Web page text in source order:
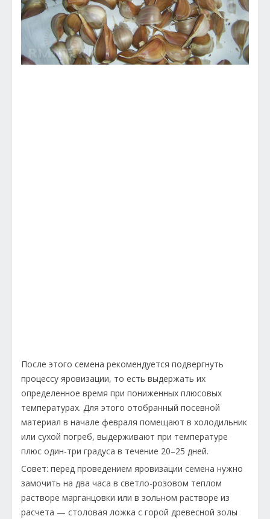
После этого семена рекомендуется подвергнуть
процессу яровизации, то есть выдержать их
определенное время при пониженных плюсовых
температурах. Для этого отобранный посевной
материал в начале февраля помещают в холодильник
или сухой погреб, выдерживают при температуре
плюс один-три градуса в течение 20–25 дней.
Совет: перед проведением яровизации семена нужно
замочить на два часа в светло-розовом теплом
растворе марганцовки или в зольном растворе из
расчета — столовая ложка с горой древесной золы